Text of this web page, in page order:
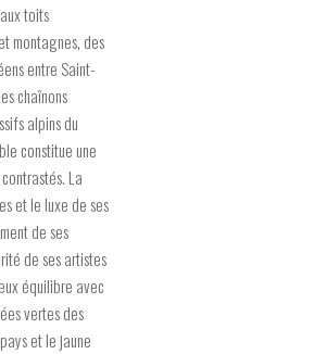
toits
montagnes, des
entre Saint-
chaînons
alpins du
constitue une
La
et le luxe de ses
de ses
de ses artistes
équilibre avec
vertes des
et le jaune